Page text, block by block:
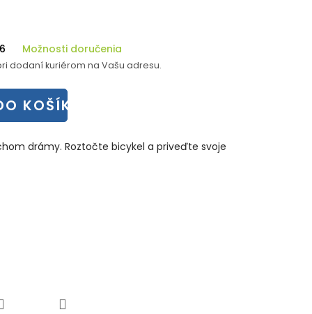
Možnosti doručenia
dodaní kuriérom na Vašu adresu.
KOŠÍKA
drámy. Roztočte bicykel a priveďte svoje